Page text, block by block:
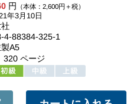
円 （本体：2,600円＋税）
年3月10日
4-88384-325-1
A5
320 ページ